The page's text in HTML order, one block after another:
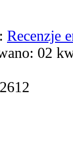
Recenzje
02
2612